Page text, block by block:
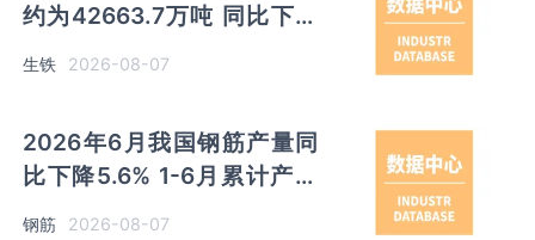
约为42663.7万吨 同比下降
2.8% 其中河北产量占比
22.7%排名第一
生铁 2026-08-07
2026年6月我国钢筋产量同
比下降5.6% 1-6月累计产量
同比下降10.7%
钢筋 2026-08-07